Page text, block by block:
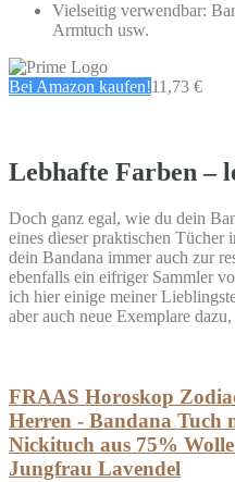
Vielseitig verwendbar:
Armtuch usw.
Bei Amazon kaufen!11,73 €
Lebhafte Farben –
Doch ganz egal, wie du dein
eines dieser praktischen
dein Bandana immer auch zur
ebenfalls ein eifriger Sammler
ich hier einige meiner
aber auch neue Exemplare
FRAAS Horoskop
Herren - Bandana Tuch
Nickituch aus 75%
Jungfrau Lavendel